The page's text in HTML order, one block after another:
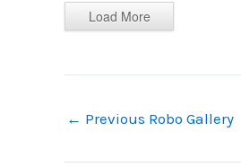
Load More
← Previous Robo Gallery